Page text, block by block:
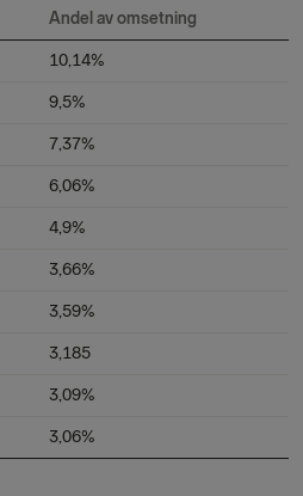
Andel avomsetning
10,14%
9,5%
7,37%
6,06%
4,9%
3,66%
3,59%
3,185
3,09%
3,06%